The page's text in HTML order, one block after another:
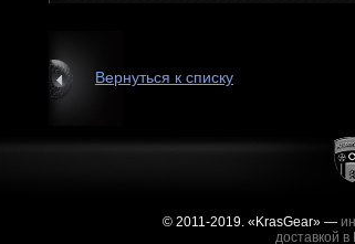
Вернуться к списку
© 2011-2019. «KrasGear» —
доставкой в